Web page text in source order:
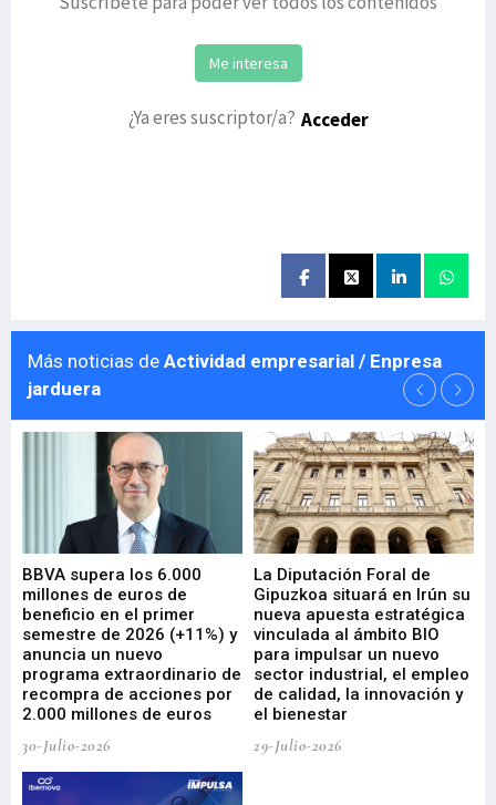
Me interesa
¿Ya eres suscriptor/a? Acceder
Más noticias de Actividad empresarial / Enpresa
jarduera
BBVA supera los 6.000
millones de euros de
beneficio en el primer
semestre de 2026 (+11%) y
anuncia un nuevo
programa extraordinario de
recompra de acciones por
2.000 millones de euros
30-Julio-2026
La Diputación Foral de
Gipuzkoa situará en Irún su
nueva apuesta estratégica
vinculada al ámbito BIO
para impulsar un nuevo
sector industrial, el empleo
de calidad, la innovación y
el bienestar
29-Julio-2026